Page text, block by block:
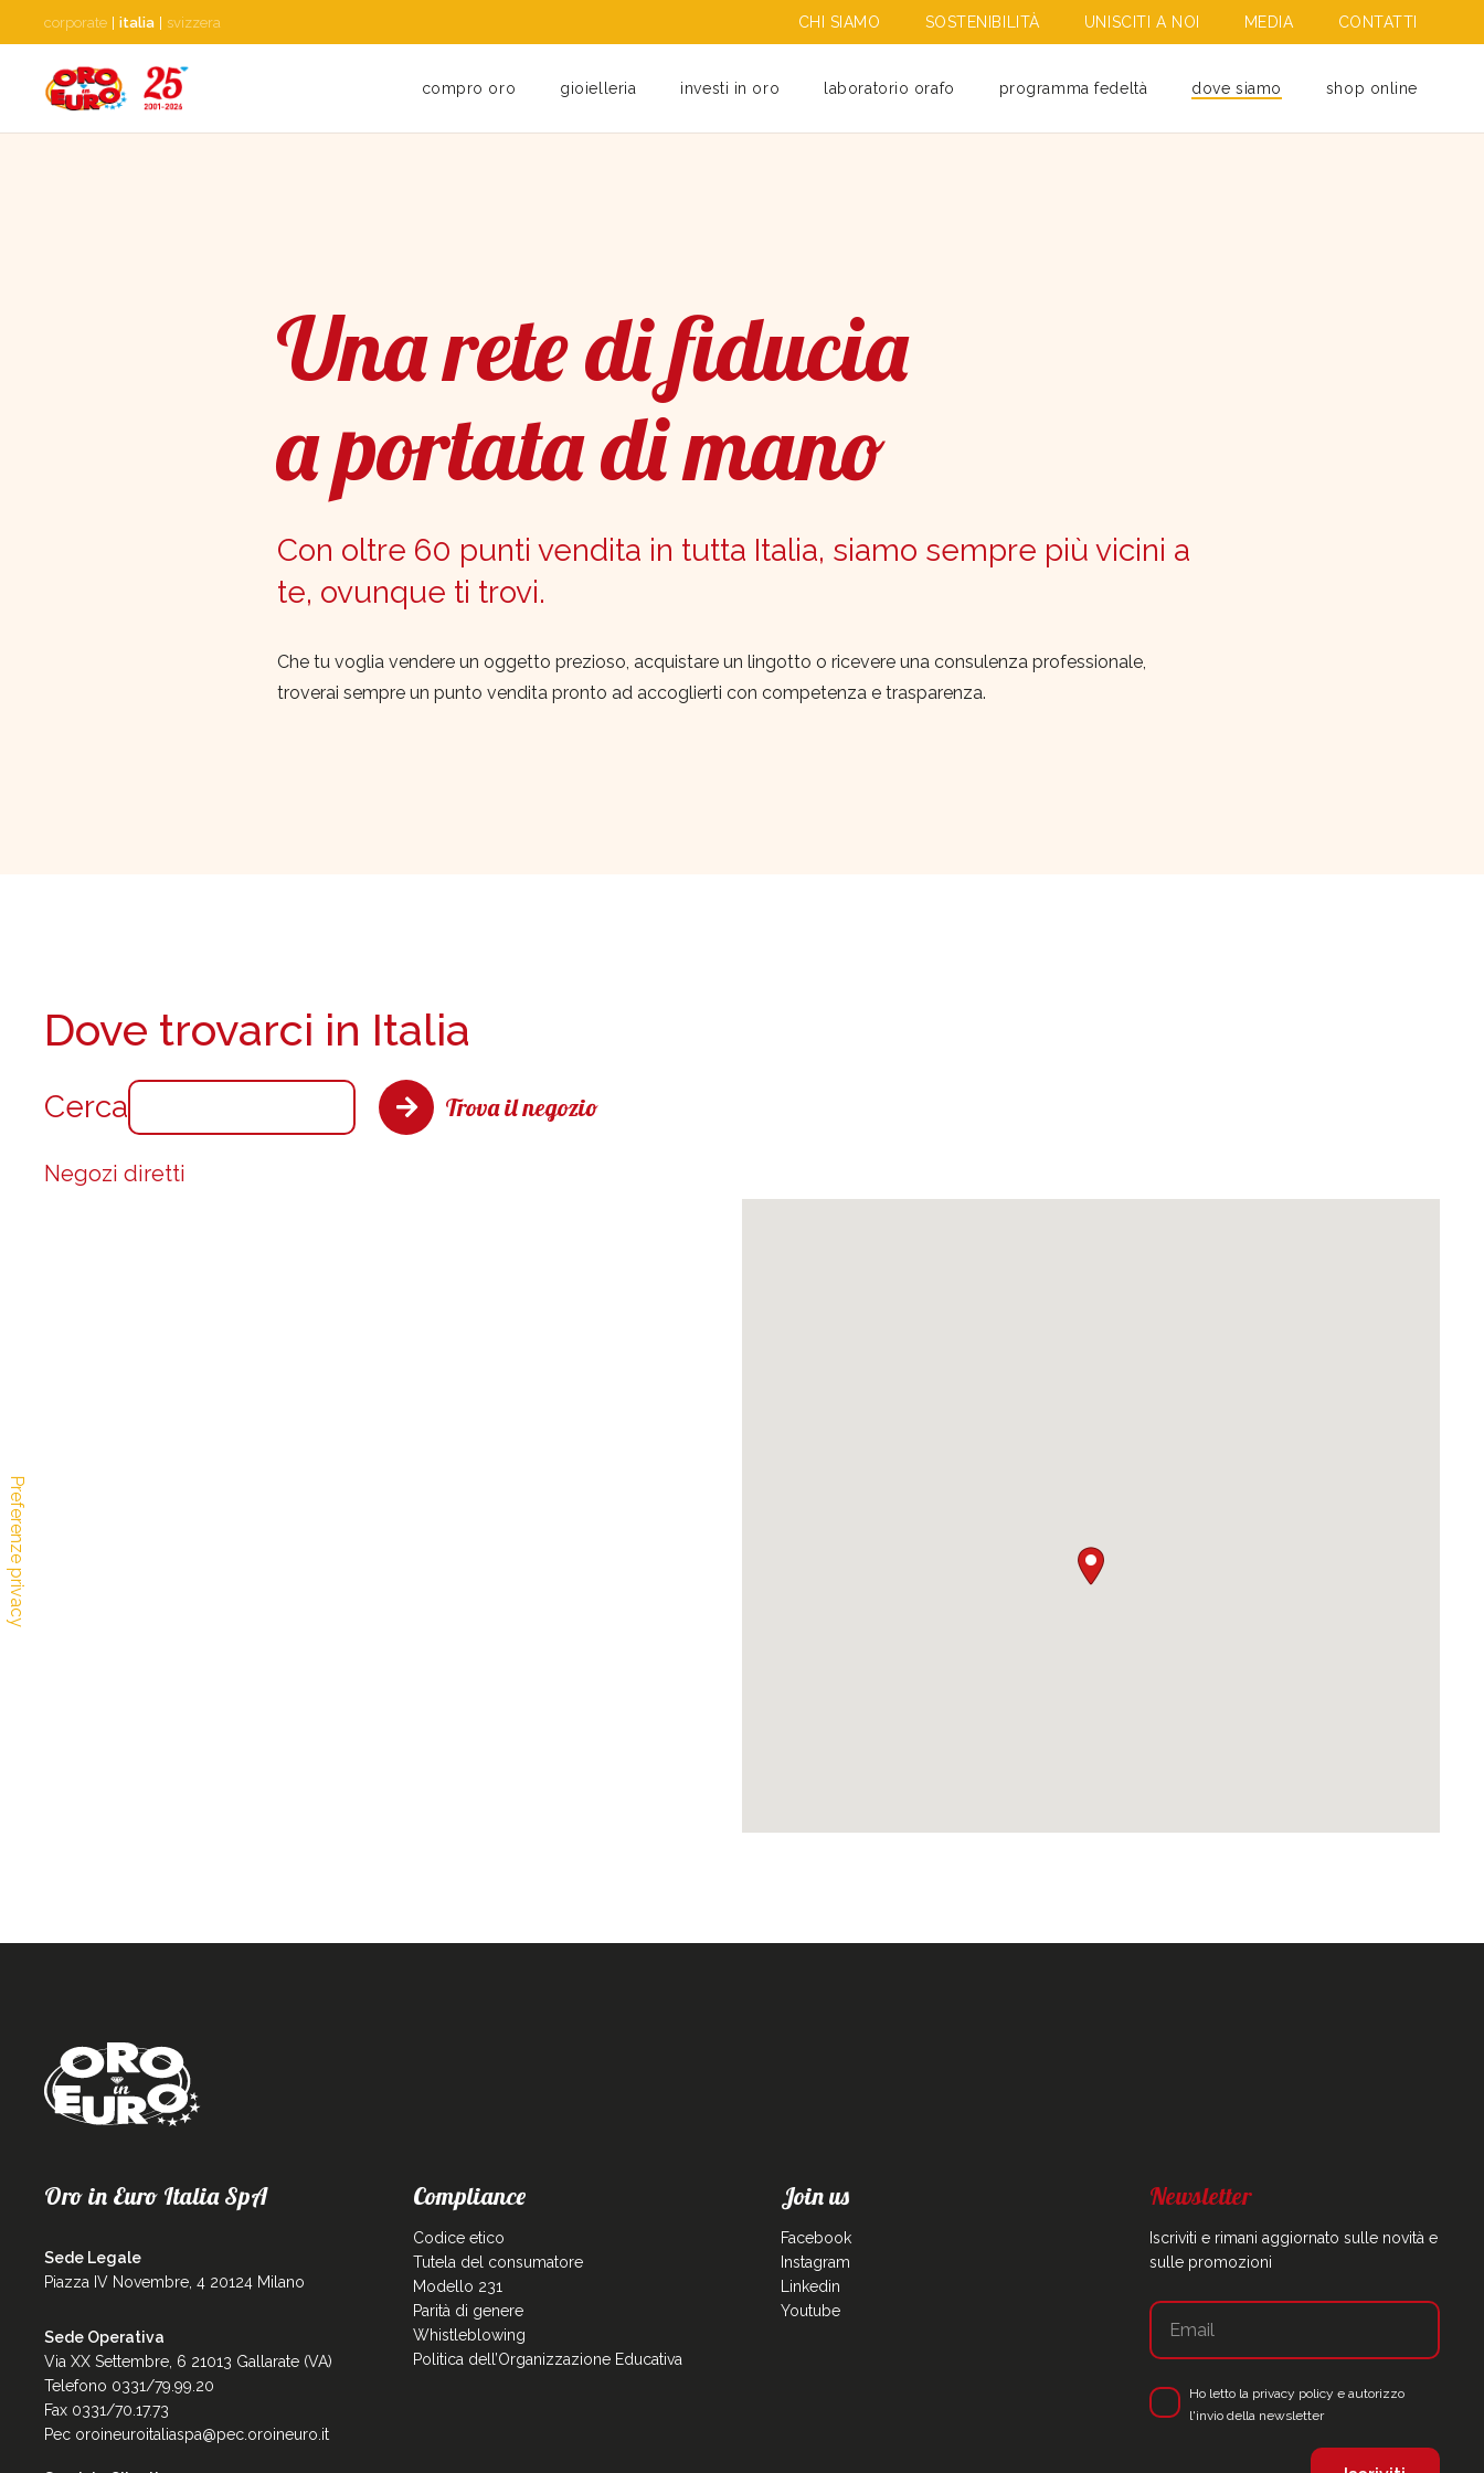
corporate italia svizzera CHI SIAMO SOSTENIBILITÀ UNISCITI A NOI MEDIA CONTATTI
compro oro gioielleria investi in oro laboratorio orafo programma fedeltà dove siamo shop online
Una rete di fiducia
a portata di mano
Con oltre 60 punti vendita in tutta Italia, siamo sempre più vicini a
te, ovunque ti trovi.
Che tu voglia vendere un oggetto prezioso, acquistare un lingotto o ricevere una consulenza professionale,
troverai sempre un punto vendita pronto ad accoglierti con competenza e trasparenza.
Cerca Trova il negozio
Dove trovarci in Italia
Negozi diretti
Oro in Euro Italia SpA
Sede Legale
Piazza IV Novembre, 4 20124 Milano
Sede Operativa
Via XX Settembre, 6 21013 Gallarate (VA)
Telefono 0331/79.99.20
Fax 0331/70.17.73
Pec oroineuroitaliaspa@pec.oroineuro.it
Compliance
Codice etico
Tutela del consumatore
Modello 231
Parità di genere
Whistleblowing
Politica dell’Organizzazione Educativa
Join us
Facebook
Instagram
Linkedin
Youtube
Newsletter
Iscriviti e rimani aggiornato sulle novità e
sulle promozioni
Ho letto la privacy policy e autorizzo
l'invio della newsletter